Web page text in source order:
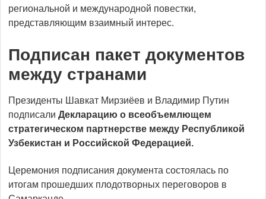
региональной и международной повестки,
представляющим взаимный интерес.
Подписан пакет документов
между странами
Президенты Шавкат Мирзиёев и Владимир Путин
подписали Декларацию о всеобъемлющем
стратегическом партнерстве между Республикой
Узбекистан и Российской Федерацией.
Церемония подписания документа состоялась по
итогам прошедших плодотворных переговоров в